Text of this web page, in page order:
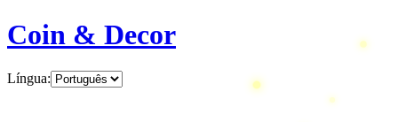
Coin & Decor
Língua: